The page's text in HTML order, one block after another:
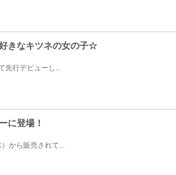
きなキツネの女の子☆
先行デビューし...
に登場！
から販売されて...